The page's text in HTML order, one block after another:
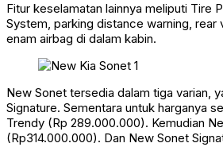
Fitur keselamatan lainnya meliputi Tire
System, parking distance warning, rear
enam airbag di dalam kabin.
New Sonet tersedia dalam tiga varian,
Signature. Sementara untuk harganya
Trendy (Rp 289.000.000). Kemudian
(Rp314.000.000). Dan New Sonet